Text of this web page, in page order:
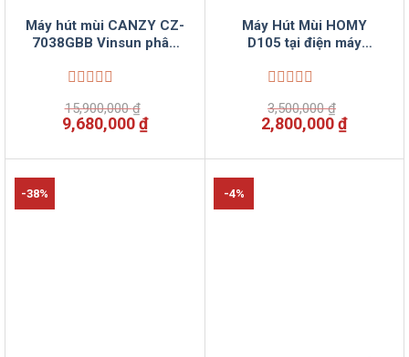
Máy hút mùi CANZY CZ-
7038GBB Vinsun phân
xếp
hạng
5
15,900,000₫
Giá
gốc
là:
9,680,000₫Giá
hiện
tại
9,680,000 ₫.
Máy Hút Mùi HOMY
D105 tại điện máy
xếp
hạng
5
3,500,000₫
Giá
gốc
là:
2,800,000₫Giá
tại
-38% -4%